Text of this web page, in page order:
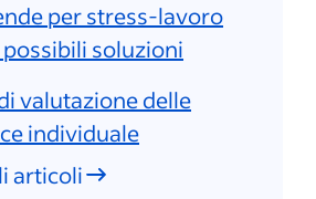
per stress-lavoro
soluzioni
valutazione delle
individuale
articoli